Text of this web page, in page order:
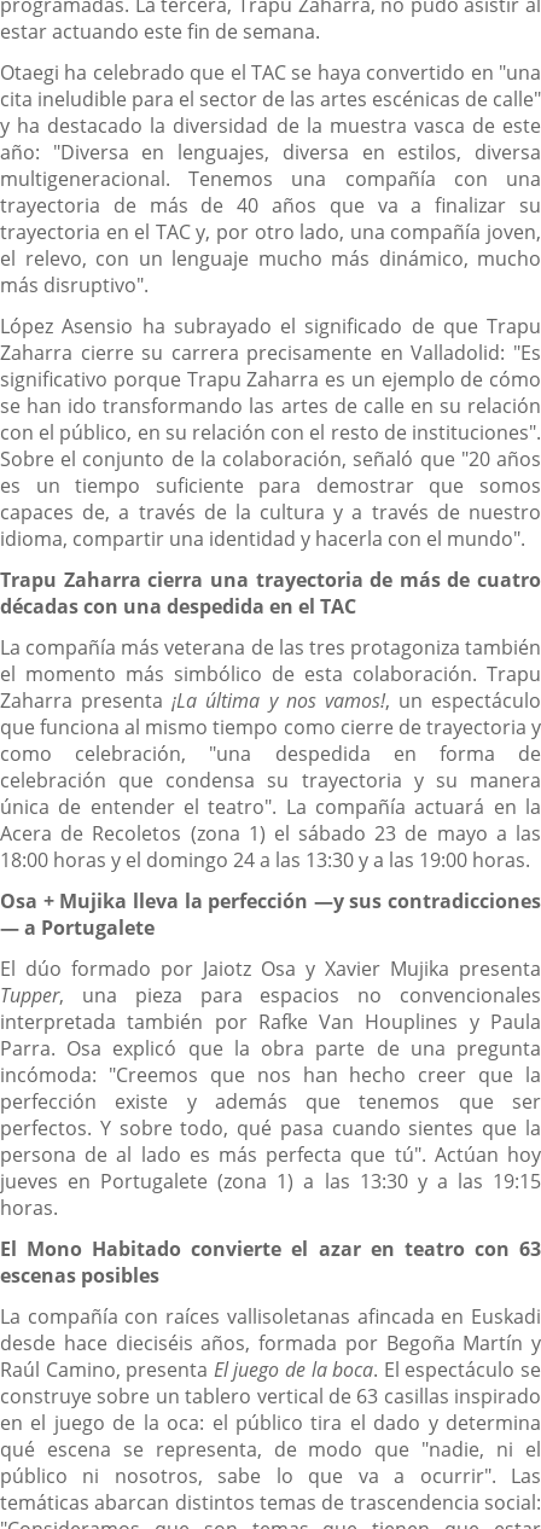
estar actuando este fin de semana.
Otaegi ha celebrado que el TAC se haya convertido en "una
cita ineludible para el sector de las artes escénicas de calle"
y ha destacado la diversidad de la muestra vasca de este
año: "Diversa en lenguajes, diversa en estilos, diversa
multigeneracional. Tenemos una compañía con una
trayectoria de más de 40 años que va a finalizar su
trayectoria en el TAC y, por otro lado, una compañía joven,
el relevo, con un lenguaje mucho más dinámico, mucho
más disruptivo".
López Asensio ha subrayado el significado de que Trapu
Zaharra cierre su carrera precisamente en Valladolid: "Es
significativo porque Trapu Zaharra es un ejemplo de cómo
se han ido transformando las artes de calle en su relación
con el público, en su relación con el resto de instituciones".
Sobre el conjunto de la colaboración, señaló que "20 años
es un tiempo suficiente para demostrar que somos
capaces de, a través de la cultura y a través de nuestro
idioma, compartir una identidad y hacerla con el mundo".
Trapu Zaharra cierra una trayectoria de más de cuatro
décadas con una despedida en el TAC
La compañía más veterana de las tres protagoniza también
el momento más simbólico de esta colaboración. Trapu
Zaharra presenta¡La última y nos vamos!, un espectáculo
que funciona al mismo tiempo como cierre de trayectoria y
como celebración, "una despedida en forma de
celebración que condensa su trayectoria y su manera
única de entender el teatro". La compañía actuará en la
Acera de Recoletos (zona 1) el sábado 23 de mayo a las
18:00 horas y el domingo 24 a las 13:30 y a las 19:00 horas.
Osa + Mujika lleva la perfección —y sus contradicciones
— a Portugalete
El dúo formado por Jaiotz Osa y Xavier Mujika presenta
Tupper, una pieza para espacios no convencionales
interpretada también por Rafke Van Houplines y Paula
Parra. Osa explicó que la obra parte de una pregunta
incómoda: "Creemos que nos han hecho creer que la
perfección existe y además que tenemos que ser
perfectos. Y sobre todo, qué pasa cuando sientes que la
persona de al lado es más perfecta que tú". Actúan hoy
jueves en Portugalete (zona 1) a las 13:30 y a las 19:15
horas.
El Mono Habitado convierte el azar en teatro con 63
escenas posibles
La compañía con raíces vallisoletanas afincada en Euskadi
desde hace dieciséis años, formada por Begoña Martín y
Raúl Camino, presenta El juego de la boca. El espectáculo se
construye sobre un tablero vertical de 63 casillas inspirado
en el juego de la oca: el público tira el dado y determina
qué escena se representa, de modo que "nadie, ni el
público ni nosotros, sabe lo que va a ocurrir". Las
temáticas abarcan distintos temas de trascendencia social: